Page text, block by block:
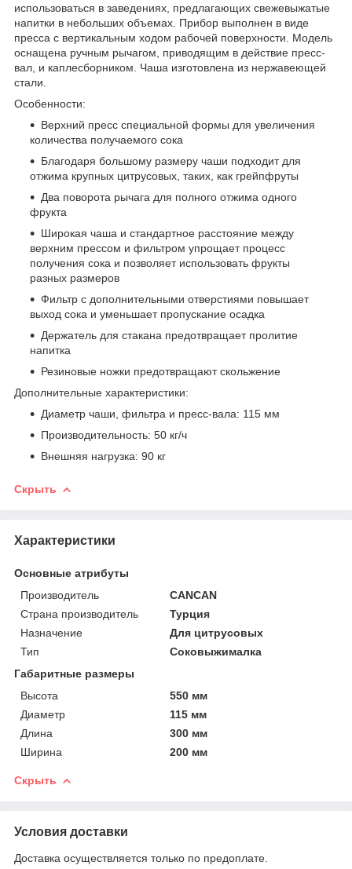
использоваться в заведениях, предлагающих свежевыжатые
напитки в небольших объемах. Прибор выполнен в виде
пресса с вертикальным ходом рабочей поверхности. Модель
оснащена ручным рычагом, приводящим в действие пресс-
вал, и каплесборником. Чаша изготовлена из нержавеющей
стали.
Особенности:
Верхний пресс специальной формы для увеличения
количества получаемого сока
Благодаря большому размеру чаши подходит для
отжима крупных цитрусовых, таких, как грейпфруты
Два поворота рычага для полного отжима одного
фрукта
Широкая чаша и стандартное расстояние между
верхним прессом и фильтром упрощает процесс
получения сока и позволяет использовать фрукты
разных размеров
Фильтр с дополнительными отверстиями повышает
выход сока и уменьшает пропускание осадка
Держатель для стакана предотвращает пролитие
напитка
Резиновые ножки предотвращают скольжение
Дополнительные характеристики:
Диаметр чаши, фильтра и пресс-вала: 115 мм
Производительность: 50 кг/ч
Внешняя нагрузка: 90 кг
Скрыть
Характеристики
Основные атрибуты
Производитель
CANCAN
Страна производитель
Турция
Назначение
Для цитрусовых
Тип
Соковыжималка
Габаритные размеры
Высота
550 мм
Диаметр
115 мм
Длина
300 мм
Ширина
200 мм
Скрыть
Условия доставки
Доставка осуществляется только по предоплате.